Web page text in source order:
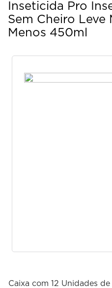
Inseticida Pro
Sem Cheiro Leve
Menos 450ml
Caixa com 12 Unidades de